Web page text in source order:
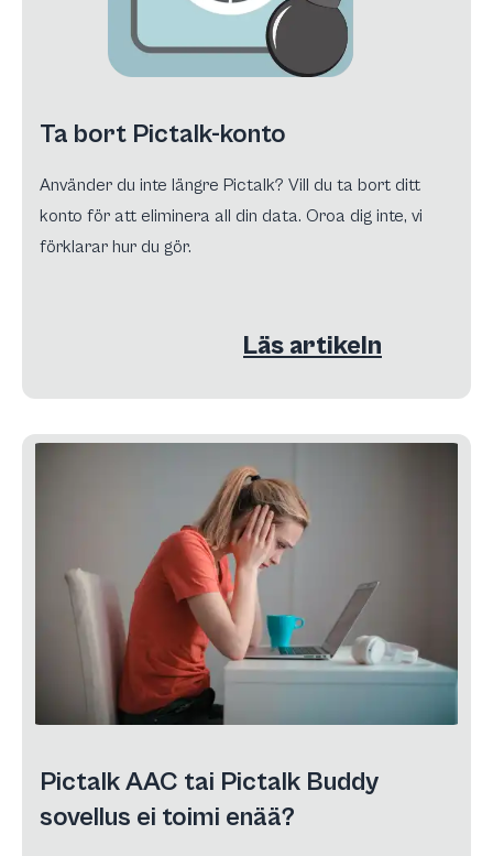
Ta bort Pictalk-konto
Använder du inte längre Pictalk? Vill du ta bort ditt
konto för att eliminera all din data. Oroa dig inte, vi
förklarar hur du gör.
Läs artikeln
Pictalk AAC tai Pictalk Buddy
sovellus ei toimi enää?